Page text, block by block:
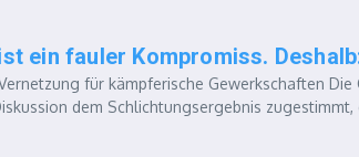
ein fauler Kompromiss.
für kämpferische Gewerkschaften
dem Schlichtungsergebnis zugestimmt,